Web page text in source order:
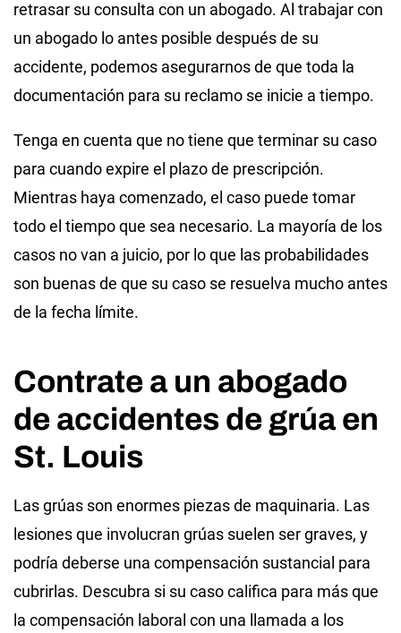
retrasar su consulta con un abogado. Al trabajar con
un abogado lo antes posible después de su
accidente, podemos asegurarnos de que toda la
documentación para su reclamo se inicie a tiempo.
Tenga en cuenta que no tiene que terminar su caso
para cuando expire el plazo de prescripción.
Mientras haya comenzado, el caso puede tomar
todo el tiempo que sea necesario. La mayoría de los
casos no van a juicio, por lo que las probabilidades
son buenas de que su caso se resuelva mucho antes
de la fecha límite.
Contrate a un abogado
de accidentes de grúa en
St. Louis
Las grúas son enormes piezas de maquinaria. Las
lesiones que involucran grúas suelen ser graves, y
podría deberse una compensación sustancial para
cubrirlas. Descubra si su caso califica para más que
la compensación laboral con una llamada a los